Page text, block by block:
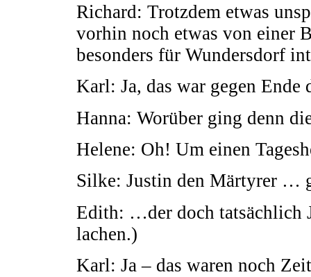
Richard: Trotzdem etwas
vorhin noch etwas von einer
besonders für Wundersdorf
Karl: Ja, das war gegen Ende
Hanna: Worüber ging denn
Helene: Oh! Um einen
Silke: Justin den Märtyrer …
Edith: …der doch tatsächlich
lachen.)
Karl: Ja – das waren noch